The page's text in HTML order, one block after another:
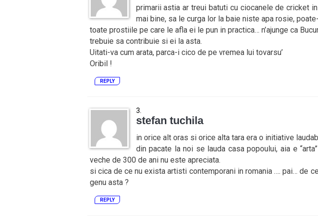
primarii astia ar treui batuti cu ciocanele de cricket
mai bine, sa le curga lor la baie niste apa rosie,
toate prostiile pe care le afla ei le pun in practica… n’ajunge ca
trebuie sa contribuie si ei la asta.
Uitati-va cum arata, parca-i cico de pe vremea lui tovarsu’
Oribil !
REPLY
stefan tuchila
in orice alt oras si orice alta tara era o initiative
din pacate la noi se lauda casa popoului, aia e
veche de 300 de ani nu este apreciata.
si cica de ce nu exista artisti contemporani in romania …. pai… de
genu asta ?
REPLY